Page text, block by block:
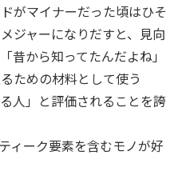
がマイナーだった頃はひそ
ジャーになりだすと、見向
昔から知ってたんだよね」
ための材料として使う
人」と評価されることを誇
ィーク要素を含むモノが好